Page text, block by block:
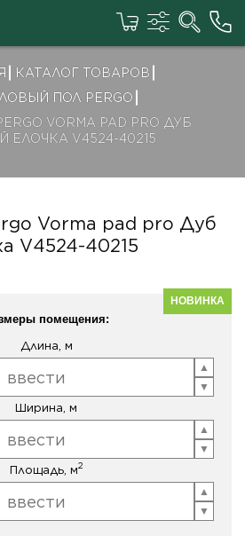
КАТАЛОГ ТОВАРОВ
ПОЛ PERGO
VORMA PAD PRO ДУБ
ЕЛОЧКА V4524-40215
Vorma pad pro Дуб
V4524-40215
НОВИНКА
помещения:
Длина, м
Ширина, м
Площадь, м2